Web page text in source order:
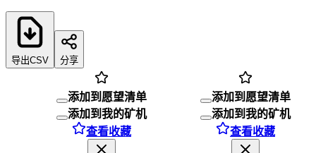
导出CSV 分享
添加到愿望清单
添加到我的矿机
查看收藏
添加到愿望清单
添加到我的矿机
查看收藏